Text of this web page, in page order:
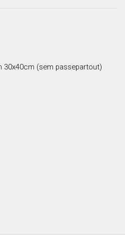
30x40cm (sem passepartout)